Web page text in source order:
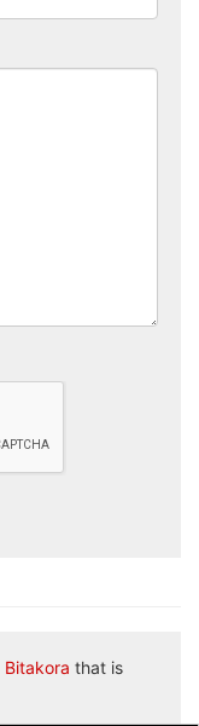
Bitakora that is